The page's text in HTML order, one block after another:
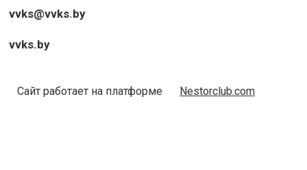
vvks@vvks.by
vvks.by
Сайт работает на платформе Nestorclub.com